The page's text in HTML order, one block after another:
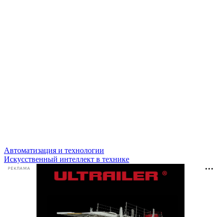
Автоматизация и технологии
Искусственный интеллект в технике
РЕКЛАМА